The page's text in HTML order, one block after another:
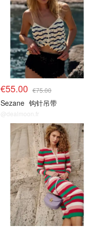
€55.00 €75.00
Sezane 钩针吊带
@dealmoon.fr